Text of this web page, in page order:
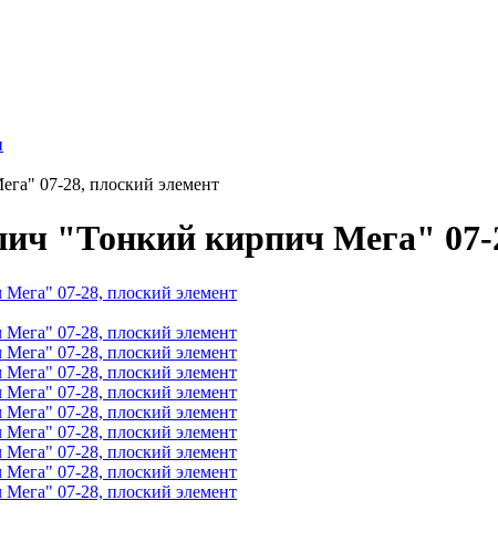
07-28, плоский элемент
"Тонкий кирпич Мега" 07-